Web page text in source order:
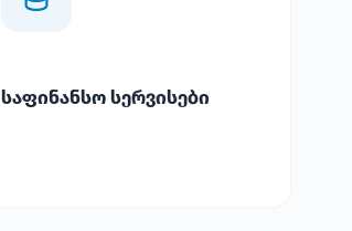
საფინანსო სერვისები